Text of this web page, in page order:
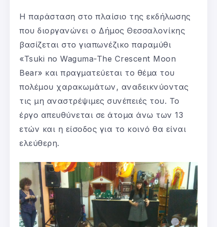
Η παράσταση στο πλαίσιο της εκδήλωσης
που διοργανώνει ο Δήμος Θεσσαλονίκης
βασίζεται στο γιαπωνέζικο παραμύθι
«Tsuki no Waguma-The Crescent Moon
Bear» και πραγματεύεται το θέμα του
πολέμου χαρακωμάτων, αναδεικνύοντας
τις μη αναστρέψιμες συνέπειές του. Το
έργο απευθύνεται σε άτομα άνω των 13
ετών και η είσοδος για το κοινό θα είναι
ελεύθερη.